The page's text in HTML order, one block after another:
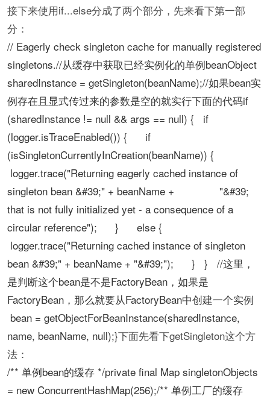
接下来使用if...else分成了两个部分，先来看下第一部
分：
// Eagerly check singleton cache for manually registered
singletons.//从缓存中获取已经实例化的单例beanObject
sharedInstance = getSingleton(beanName);//如果bean实
例存在且显式传过来的参数是空的就实行下面的代码if
(sharedInstance != null && args == null) { if
(logger.isTraceEnabled()) { if
(isSingletonCurrentlyInCreation(beanName)) {
logger.trace("Returning eagerly cached instance of
singleton bean &#39;" + beanName + "&#39;
that is not fully initialized yet - a consequence of a
circular reference"); } else {
logger.trace("Returning cached instance of singleton
bean &#39;" + beanName + "&#39;"); } } //这里，
是判断这个bean是不是FactoryBean，如果是
FactoryBean，那么就要从FactoryBean中创建一个实例
bean = getObjectForBeanInstance(sharedInstance,
name, beanName, null);}下面先看下getSingleton这个方
法：
/** 单例bean的缓存 */private final Map singletonObjects
= new ConcurrentHashMap(256);/** 单例工厂的缓存